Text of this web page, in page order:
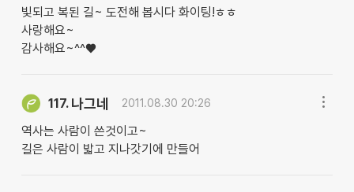
빛되고 복된 길~ 도전해 봅시다 화이팅!ㅎㅎ
사랑해요~
감사해요~^^♥
117. 나그네 2011.08.30 20:26
역사는 사람이 쓴것이고~
길은 사람이 밟고 지나갓기에 만들어